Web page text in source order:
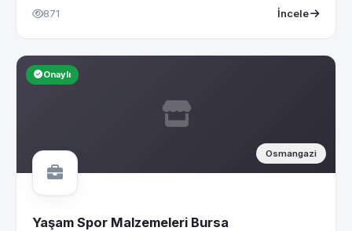
871 İncele
Onaylı
Osmangazi
Yaşam Spor Malzemeleri Bursa